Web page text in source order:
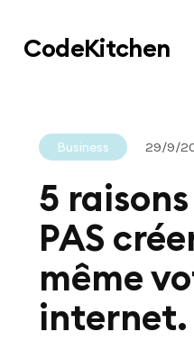
CodeKitchen
Business 29/9/
5
PAS
même
internet.